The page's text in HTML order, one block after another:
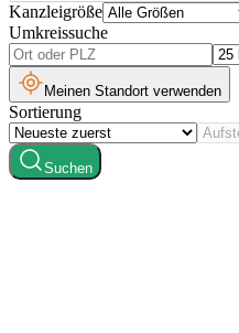
Kanzleigröße
Umkreissuche
Meinen Standort verwenden
Sortierung
Suchen